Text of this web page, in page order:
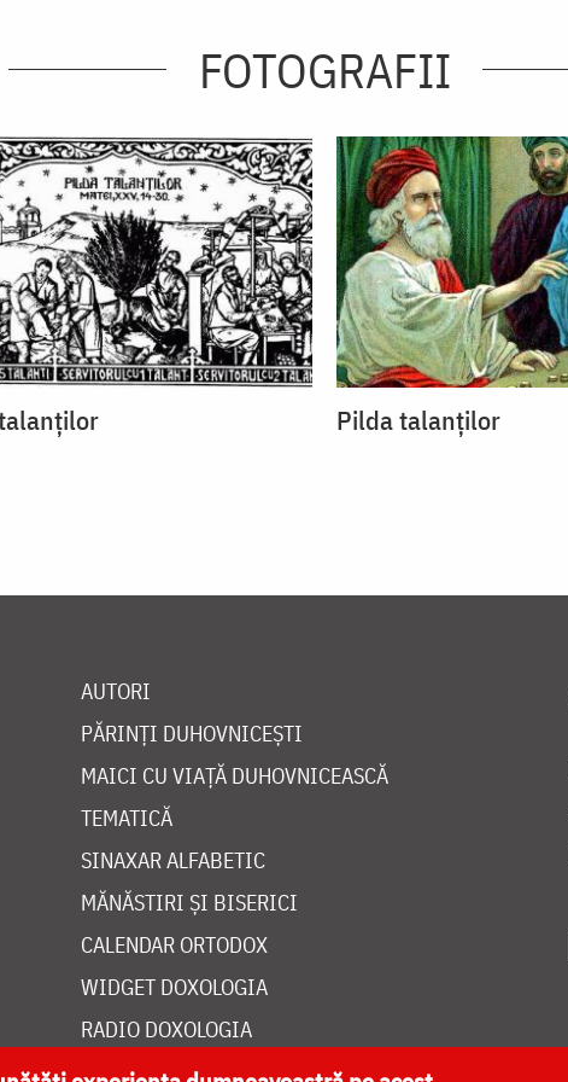
FOTOGRAFII
Pilda talanţilor
AUTORI
PĂRINȚI DUHOVNICEȘTI
MAICI CU VIAȚĂ DUHOVNICEASCĂ
TEMATICĂ
SINAXAR ALFABETIC
MĂNĂSTIRI ȘI BISERICI
CALENDAR ORTODOX
WIDGET DOXOLOGIA
RADIO DOXOLOGIA